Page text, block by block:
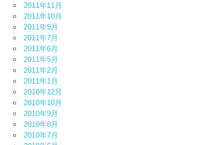
2011年11月
2011年10月
2011年9月
2011年7月
2011年6月
2011年5月
2011年2月
2011年1月
2010年12月
2010年10月
2010年9月
2010年8月
2010年7月